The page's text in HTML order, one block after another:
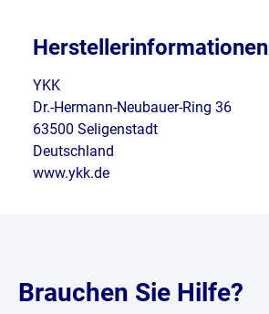
Herstellerinformationen
YKK
Dr.-Hermann-Neubauer-Ring 36
63500 Seligenstadt
Deutschland
www.ykk.de
Brauchen Sie Hilfe?